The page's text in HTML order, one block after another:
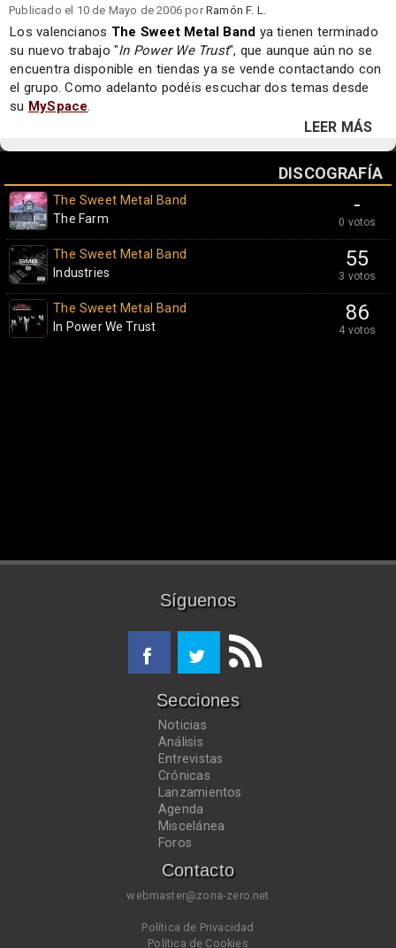
Publicado el 10 de Mayo de 2006 porRamón F. L.
Los valencianos The Sweet Metal Band ya tienen terminado
su nuevo trabajo "In Power We Trust", que aunque aún no se
encuentra disponible en tiendas ya se vende contactando con
el grupo. Como adelanto podéis escuchar dos temas desde
su MySpace.
LEER MÁS
DISCOGRAFÍA
-
0 votos
The Sweet Metal Band
The Farm
55
3 votos
The Sweet Metal Band
Industries
86
4 votos
The Sweet Metal Band
In Power We Trust
Síguenos
Secciones
Noticias
Análisis
Entrevistas
Crónicas
Lanzamientos
Agenda
Miscelánea
Foros
Contacto
webmaster@zona-zero.net
Política de Privacidad
Política de Cookies